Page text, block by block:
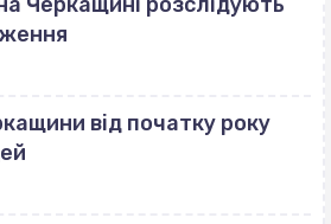
від початку року